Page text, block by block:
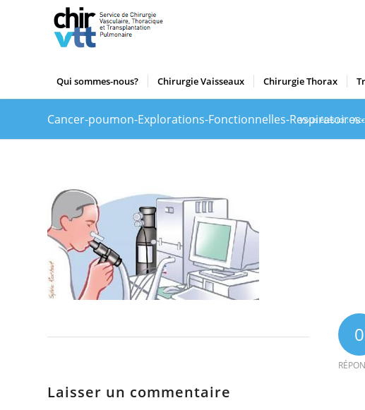
Qui sommes-nous? Chirurgie Vaisseaux Chirurgie Thorax
Cancer-poumon-Explorations-Fonctionnelles- Vous êtes ici :
0
Laisser un commentaire